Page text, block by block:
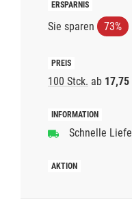
Sie sparen 73%
100 Stck. ab 17,75
Schnelle